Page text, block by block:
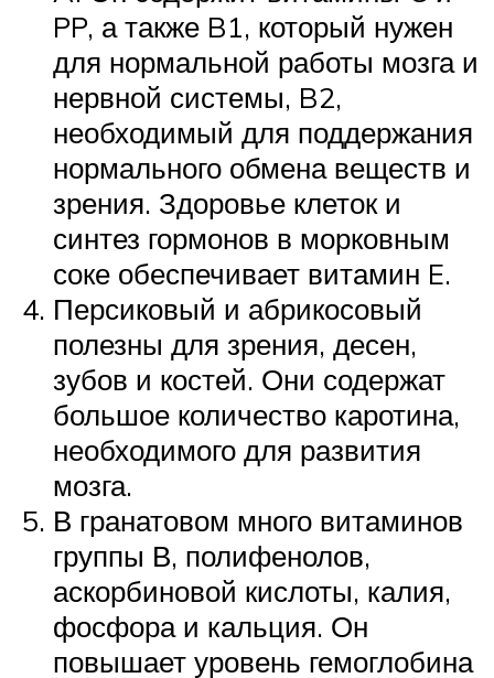
PP, а также B1, который нужен
для нормальной работы мозга и
нервной системы, B2,
необходимый для поддержания
нормального обмена веществ и
зрения. Здоровье клеток и
синтез гормонов в морковным
соке обеспечивает витамин E.
Персиковый и абрикосовый
полезны для зрения, десен,
зубов и костей. Они содержат
большое количество каротина,
необходимого для развития
мозга.
В гранатовом много витаминов
группы В, полифенолов,
аскорбиновой кислоты, калия,
фосфора и кальция. Он
повышает уровень гемоглобина